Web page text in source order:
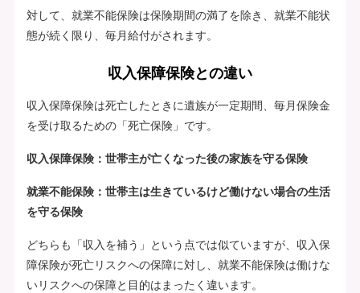
対して、就業不能保険は保険期間の満了を除き、就業不能状
態が続く限り、毎月給付がされます。
収入保障保険との違い
収入保障保険は死亡したときに遺族が一定期間、毎月保険金
を受け取るための「死亡保険」です。
収入保障保険：世帯主が亡くなった後の家族を守る保険
就業不能保険：世帯主は生きているけど働けない場合の生活
を守る保険
どちらも「収入を補う」という点では似ていますが、収入保
障保険が死亡リスクへの保障に対し、就業不能保険は働けな
いリスクへの保障と目的はまったく違います。